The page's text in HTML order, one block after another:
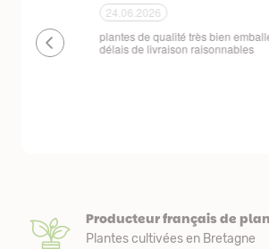
24.06.2026
plantes de qualité très bien
délais de livraison raisonnables
Producteur français de
Plantes cultivées en Bretagne